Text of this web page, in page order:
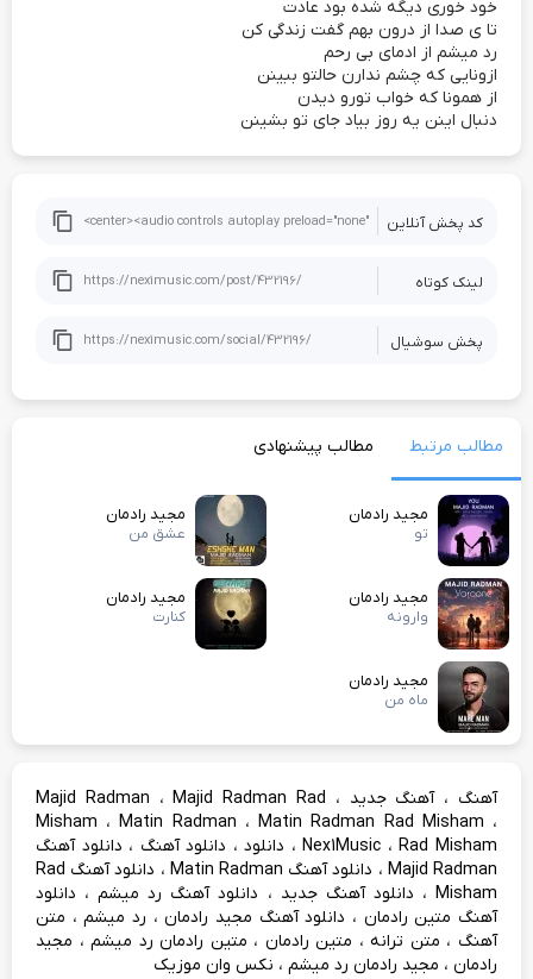
خود خوری دیگه شده بود عادت
تا ی صدا از درون بهم گفت زندگی کن
رد میشم از ادمای بی رحم
ازونایی که چشم ندارن حالتو ببینن
از همونا که خواب تورو دیدن
دنبال اینن یه روز بیاد جای تو بشینن
کد پخش آنلاین
لینک کوتاه
پخش سوشيال
مطالب مرتبط مطالب پیشنهادی
مجید رادمان
تو
مجید رادمان
عشق من
مجید رادمان
وارونه
مجید رادمان
کنارت
مجید رادمان
ماه من
آهنگ ،آهنگ جدید ، Majid Radman ،Majid Radman Rad
Misham ،Matin Radman ،Matin Radman Rad Misham ،
Nex1Music ،Rad Misham ، دانلود، دانلود آهنگ ، دانلود آهنگ
Majid Radman ، دانلود آهنگ Matin Radman ،
دانلود آهنگ Rad
Misham، دانلود آهنگ جدید ، دانلود آهنگ رد میشم، دانلود
آهنگ متین رادمان ، دانلود آهنگ مجید رادمان ، رد میشم، متن
آهنگ ، متن ترانه، متین رادمان ، متین رادمان رد میشم، مجید
رادمان ، مجید رادمان رد میشم ، نکس وان موزیک